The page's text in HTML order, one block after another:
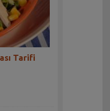
Tarifi